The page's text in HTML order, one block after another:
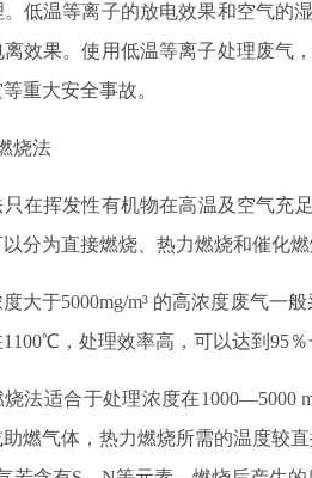
低温等离子的放电效果和空气的
离效果。使用低温等离子处理废气
重大安全事故。
烧法
在挥发性有机物在高温及空气充
分为直接燃烧、热力燃烧和催化燃
大于5000mg/m³ 的高浓度废气一
，处理效率高，可以达到95％
法适合于处理浓度在1000—5000
燃气体，热力燃烧所需的温度较